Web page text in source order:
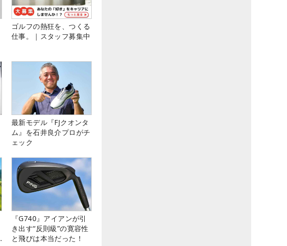
ゴルフの熱狂を、つくる
仕事。｜スタッフ募集中
最新モデル『FJクオンタ
ム』を石井良介プロがチ
ェック
『G740』アイアンが引
き出す“反則級”の寛容性
と飛びは本当だった！